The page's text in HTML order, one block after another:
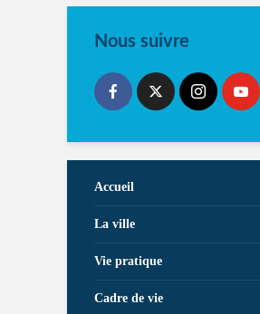
Nous suivre
Accueil
La ville
Vie pratique
Cadre de vie